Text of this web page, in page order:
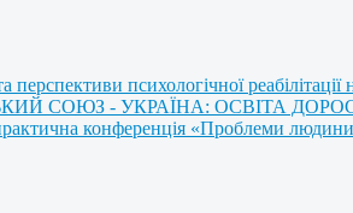
перспективи психологічної
СОЮЗ - УКРАЇНА: ОСВІТА
конференція «Проблеми людини